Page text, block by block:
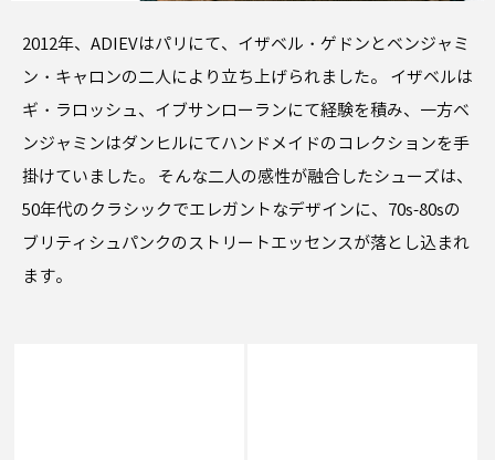
2012年、ADIEVはパリにて、イザベル・ゲドンとベンジャミ
ン・キャロンの二人により立ち上げられました。 イザベルは
ギ・ラロッシュ、イブサンローランにて経験を積み、一方ベ
ンジャミンはダンヒルにてハンドメイドのコレクションを手
掛けていました。 そんな二人の感性が融合したシューズは、
50年代のクラシックでエレガントなデザインに、70s-80sの
ブリティシュパンクのストリートエッセンスが落とし込まれ
ます。